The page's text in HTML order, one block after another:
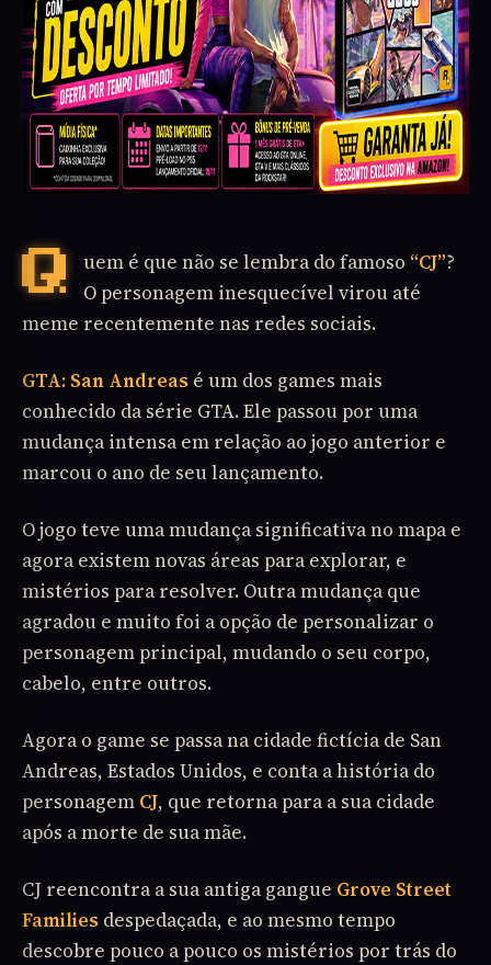
Quem é que não se lembra do famoso “CJ”?
O personagem inesquecível virou até
meme recentemente nas redes sociais.
GTA: San Andreas é um dos games mais
conhecido da série GTA. Ele passou por uma
mudança intensa em relação ao jogo anterior e
marcou o ano de seu lançamento.
O jogo teve uma mudança significativa no mapa e
agora existem novas áreas para explorar, e
mistérios para resolver. Outra mudança que
agradou e muito foi a opção de personalizar o
personagem principal, mudando o seu corpo,
cabelo, entre outros.
Agora o game se passa na cidade fictícia de San
Andreas, Estados Unidos, e conta a história do
personagem CJ, que retorna para a sua cidade
após a morte de sua mãe.
CJ reencontra a sua antiga gangue Grove Street
Families despedaçada, e ao mesmo tempo
descobre pouco a pouco os mistérios por trás do